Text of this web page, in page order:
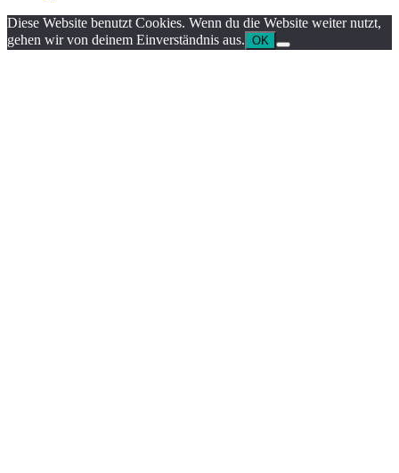
Diese Website benutzt Cookies. Wenn du die Website weiter nutzt,
gehen wir von deinem Einverständnis aus. OK